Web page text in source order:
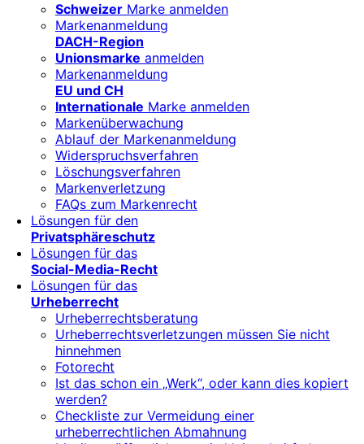
Schweizer Marke anmelden
Markenanmeldung
DACH-Region
Unionsmarke anmelden
Markenanmeldung
EU und CH
Internationale Marke anmelden
Markenüberwachung
Ablauf der Markenanmeldung
Widerspruchsverfahren
Löschungsverfahren
Markenverletzung
FAQs zum Markenrecht
Lösungen für den
Privatsphäreschutz
Lösungen für das
Social-Media-Recht
Lösungen für das
Urheberrecht
Urheberrechtsberatung
Urheberrechtsverletzungen müssen Sie nicht
hinnehmen
Fotorecht
Ist das schon ein „Werk“, oder kann dies kopiert
werden?
Checkliste zur Vermeidung einer
urheberrechtlichen Abmahnung